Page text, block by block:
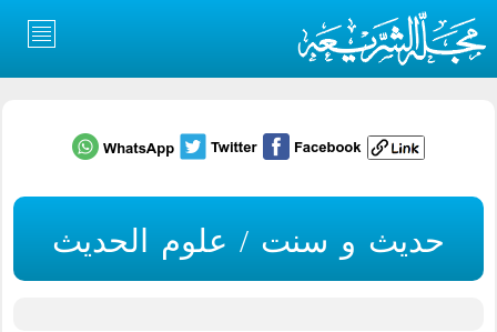
حدیث و سنت / علوم الحدیث